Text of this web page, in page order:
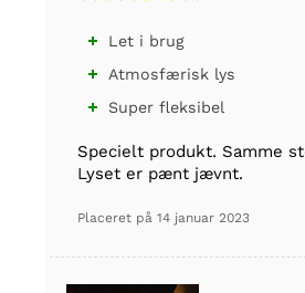
 Let i brug
 Atmosfærisk lys
 Super fleksibel
Specielt produkt. Samme
Lyset er pænt jævnt.
Placeret på 14 januar 2023